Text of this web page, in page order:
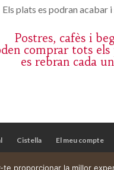
Els plats es podran acabar
Postres, cafès i
comprar tots
es rebran cada
Cistella El meu compte
te proporcionar la millor